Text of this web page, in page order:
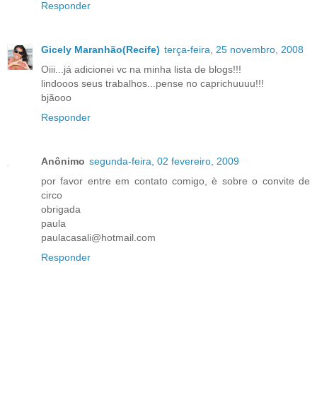
Responder
Gicely Maranhão(Recife) terça-feira, 25 novembro, 2008
Oiii...já adicionei vc na minha lista de blogs!!!
lindooos seus trabalhos...pense no caprichuuuu!!!
bjãooo
Responder
Anônimo segunda-feira, 02 fevereiro, 2009
por favor entre em contato comigo, è sobre o convite de
circo
obrigada
paula
paulacasali@hotmail.com
Responder